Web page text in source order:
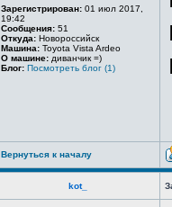
Зарегистрирован: 01 июл 2017,
19:42
Сообщения: 51
Откуда: Новороссийск
Машина: Toyota Vista Ardeo
О машине: диванчик =)
Блог: Посмотреть блог (1)
Вернуться к началу
kot_